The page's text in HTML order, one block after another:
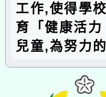
工作,使得學
育「健康活
兒童,為努力